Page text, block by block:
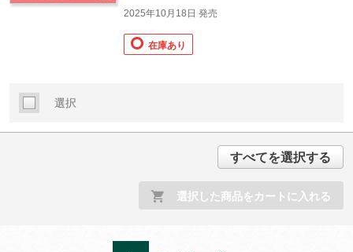
2025年10月18日 発売
在庫あり
選択
すべてを選択する
選択した商品をカートに入れる